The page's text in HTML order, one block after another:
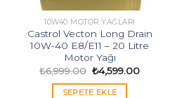
10W40 MOTOR YAĞLARI
Castrol Vecton Long Drain
10W-40 E8/E11 – 20 Litre
Motor Yağı
₺6,999.00 Orijinal
fiyat:
₺6,999.00.
₺4,599.00Şu
SEPETE EKLE